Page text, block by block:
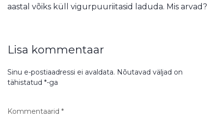
aastal võiks küll vigurpuuriitasid laduda. Mis arvad?
Lisa kommentaar
Sinu e-postiaadressi ei avaldata. Nõutavad väljad on
tähistatud *-ga